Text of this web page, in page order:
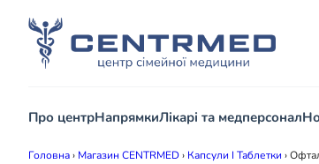
Про центрНапрямкиЛікарі та медперсонал
Головна› Магазин CENTRMED› Капсули І Таблетки ›